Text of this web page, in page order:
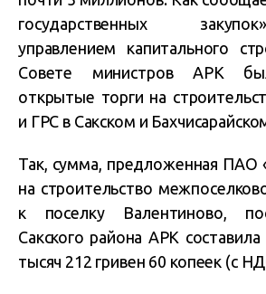
государственных
управлением капитального
Совете министров АРК
открытые торги на
и ГРС в Сакском и
Так, сумма, предложенная ПАО
на строительство
к поселку Валентиново,
Сакского района АРК
тысяч 212 гривен 60 копеек (с